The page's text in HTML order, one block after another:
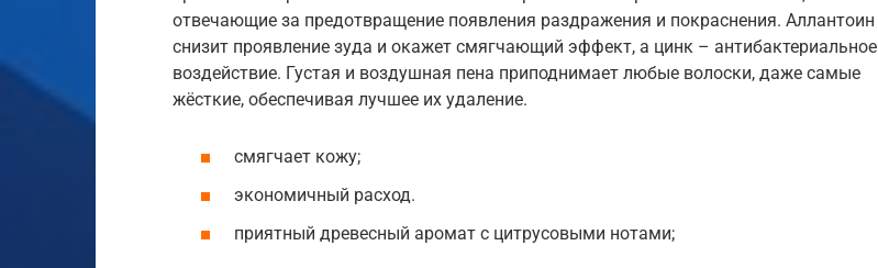
отвечающие за предотвращение появления раздражения и покраснения. Аллантоин
снизит проявление зуда и окажет смягчающий эффект, а цинк – антибактериальное
воздействие. Густая и воздушная пена приподнимает любые волоски, даже самые
жёсткие, обеспечивая лучшее их удаление.
смягчает кожу;
экономичный расход.
приятный древесный аромат с цитрусовыми нотами;